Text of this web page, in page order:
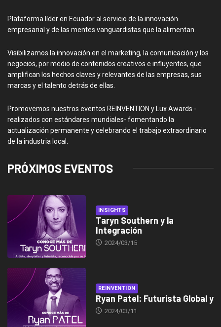
Plataforma líder en Ecuador al servicio de la innovación
empresarial y de las mentes vanguardistas que la alimentan.
Visibilizamos la innovación en el marketing, la comunicación y los
negocios, por medio de contenidos creativos e influyentes, que
amplifican los hechos claves y relevantes de las empresas, sus
marcas y el talento detrás de ellas.
Promovemos nuestros eventos REINVENTION y Lux Awards -
realizados con estándares mundiales- fomentando la
actualización permanente y celebrando el trabajo extraordinario
de la industria local.
PRÓXIMOS EVENTOS
INSIGHTS
Taryn Southern y la
Integración
2024/03/15
REINVENTION
Ryan Patel: Futurista Global y
2024/03/11